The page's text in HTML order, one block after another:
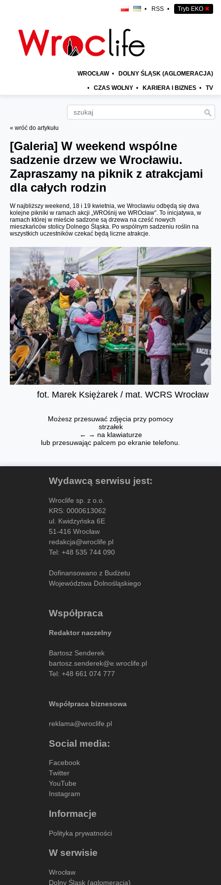
• RSS • Tryb EKO ✖
WROCŁAW • DOLNY ŚLĄSK (AGLOMERACJA)
• CZAS WOLNY • KARIERA I BIZNES • TV
« wróć do artykułu
[Galeria] W weekend wspólne
sadzenie drzew we Wrocławiu.
Zapraszamy na piknik z atrakcjami
dla całych rodzin
W najbliższy weekend, 18 i 19 kwietnia, we Wrocławiu odbędą się dwa
kolejne pikniki w ramach akcji „WROśnij we WROcław”. To inicjatywa, w
ramach której w mieście sadzone są drzewa na cześć nowych
mieszkańców stolicy Dolnego Śląska. Po wspólnym sadzeniu roślin na
wszystkich uczestników czekać będą liczne atrakcje.
fot. Marek Księżarek / mat. WCRS Wrocław
Możesz przesuwać zdjęcia przy pomocy
strzałek
← → na klawiaturze
lub przesuwając palcem po ekranie telefonu.
Wydawcą serwisu jest:
Wroclife sp. z o.o.
KRS: 0000613062
ul. Kwidzyńska 6E
51-416 Wrocław
redakcja@wroclife.pl
Tel: +48 535 744 090
Dofinansowano z Budżetu
Województwa Dolnośląskiego
Współpraca
Redaktor naczelny
Bartosz Senderek
bartosz.senderek@e.wroclife.pl
Tel: +48 661 074 777
Współpraca biznesowa
reklama@wroclife.pl
Social media:
Facebook
Twitter
YouTube
Instagram
Informacje
Polityka prywatności
W serwisie
Wrocław
Dolny Śląsk (aglomeracja)